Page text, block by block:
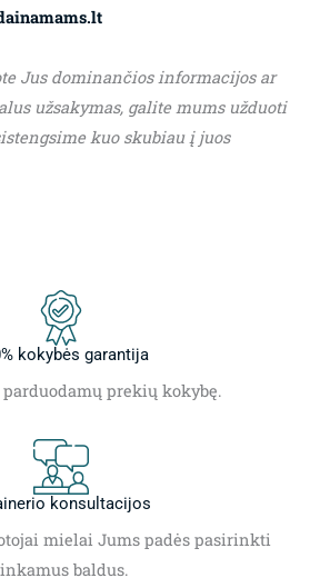
Jus dominančios informacijos ar
užsakymas, galite mums užduoti
kuo skubiau į juos
kokybės garantija
prekių kokybę.
konsultacijos
mielai Jums padės pasirinkti
baldus.